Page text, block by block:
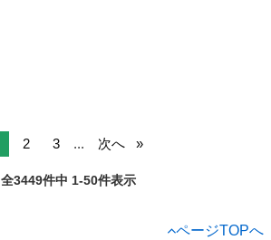
2 3 ... 次へ
全3449件中 1-50件表示
ページTOPへ